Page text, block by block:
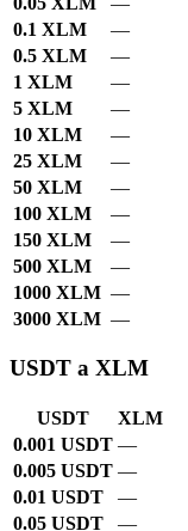
0.1 XLM
—
0.5 XLM
—
1 XLM
—
5 XLM
—
10 XLM
—
25 XLM
—
50 XLM
—
100 XLM
—
150 XLM
—
500 XLM
—
1000 XLM —
3000 XLM —
USDT a XLM
USDT
XLM
0.001 USDT —
0.005 USDT —
0.01 USDT
—
0.05 USDT
—